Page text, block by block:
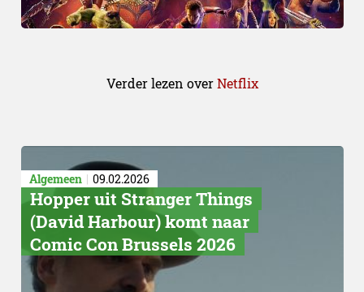
Verder lezen overNetflix
Algemeen 09.02.2026
Hopper uit Stranger Things
(David Harbour) komt naar
Comic Con Brussels 2026